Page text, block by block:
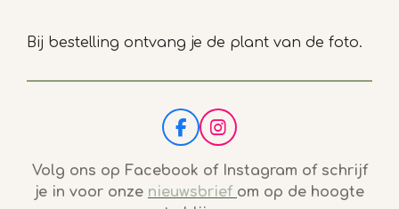
Bij bestelling ontvang je de plant van de foto.
F
a
c
b
I
n
s
t
a
Volg ons op Facebook of Instagram of schrijf
je in voor onze nieuwsbrief om op de hoogte